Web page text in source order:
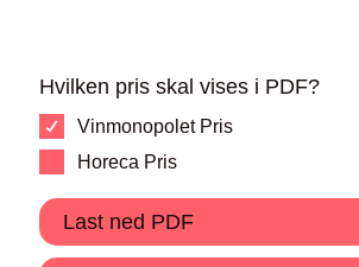
Hvilken pris skal vises i PDF?
Vinmonopolet Pris
Horeca Pris
Last ned PDF